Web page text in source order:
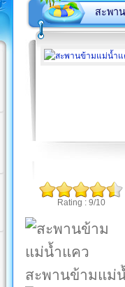
สะพา
Rating : 9/10
สะพานข้ามแม่